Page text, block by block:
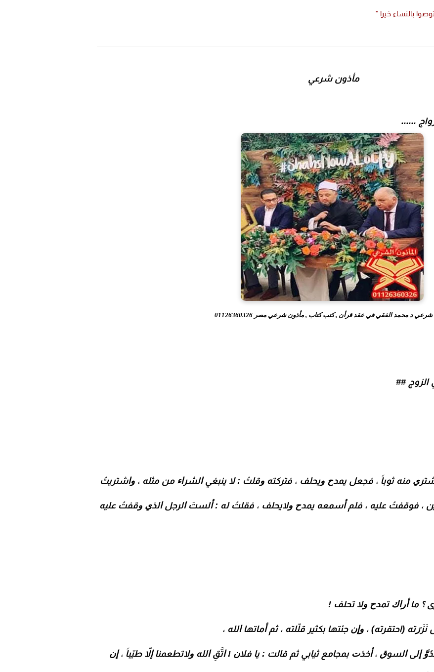
بالنساء خيرا "
مأذون شرعي
......
د محمد الفقي في عقد قرأن , كتب كتاب , مأذون شرعي مصر 01126360326
الزوج ##
ﻣﻨﻪ ﺛﻮﺑﺎً ، ﻓﺠﻌﻞ ﻳﻤﺪﺡ ﻭﻳﺤﻠﻒ ، ﻓﺘﺮﻛﺘﻪ ﻭﻗﻠﺖُ : ﻻ ﻳﻨﺒﻐﻲ ﺍﻟﺸﺮﺍﺀ ﻣﻦ ﻣﺜﻠﻪ ، ﻭﺍﺷﺘﺮﻳﺖُ
، ﻓﻮﻗﻔﺖُ ﻋﻠﻴﻪ ، ﻓﻠﻢ ﺃﺳﻤﻌﻪ ﻳﻤﺪﺡ ﻭﻻﻳﺤﻠﻒ ، ﻓﻘﻠﺖُ ﻟﻪ : ﺃﻟﺴﺖَ ﺍﻟﺮﺟﻞ ﺍﻟﺬﻱ ﻭﻗﻔﺖُ ﻋﻠﻴﻪ
؟ ﻣﺎ ﺃﺭﺍﻙ ﺗﻤﺪﺡ ﻭﻻ ﺗﺤﻠﻒ !
(احتقرته) ، ﻭﺇﻥ ﺟﺌﺘﻬﺎ ﺑﻜﺜﻴﺮ ﻗﻠّﻠﺘﻪ ، ‏ﺛﻢ ﺃﻣﺎﺗﻬﺎ ﺍﻟﻠﻪ ،
ﺇﻟﻰ ﺍﻟﺴﻮﻕ ، ﺃﺧﺬﺕ ﺑﻤﺠﺎﻣﻊ ﺛﻴﺎﺑﻲ ﺛﻢ ﻗﺎﻟﺖ : ﻳﺎ ﻓﻼﻥ ! ﺍﺗَّﻖِ ﺍﻟﻠﻪ ﻭﻻﺗﻄﻌﻤﻨﺎ ﺇﻻّ ﻃﻴّﺒﺎً ، ﺇﻥ